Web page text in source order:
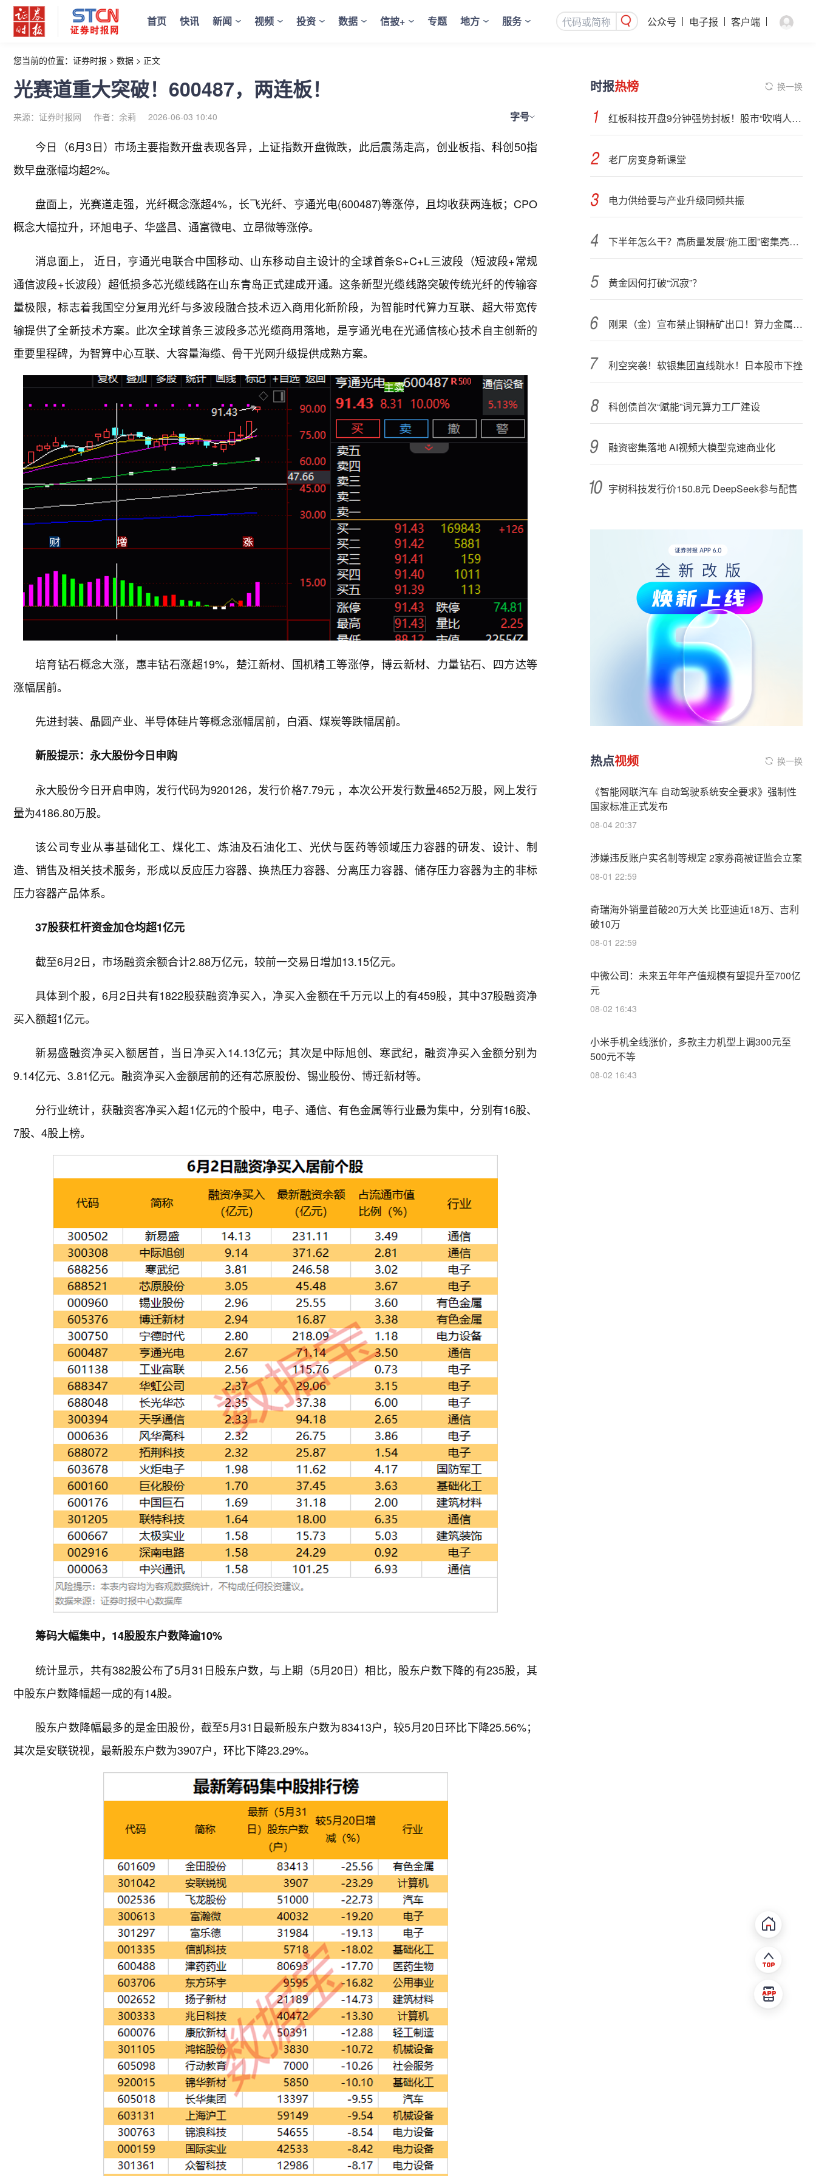
首页 快讯 新闻 视频 投资 数据 信披+ 专题 地方 服务 公众号 电子报 客户端
您当前的位置： 证券时报 > 数据 > 正文
光赛道重大突破！600487，两连板！
来源：证券时报网 作者：余莉 2026-06-03 10:40 字号
今日（6月3日）市场主要指数开盘表现各异，上证指数开盘微跌，此后震荡走高，创业板指、科创50指
数早盘涨幅均超2%。
盘面上，光赛道走强，光纤概念涨超4%，长飞光纤、亨通光电(600487)等涨停，且均收获两连板；CPO
概念大幅拉升，环旭电子、华盛昌、通富微电、立昂微等涨停。
消息面上， 近日，亨通光电联合中国移动、山东移动自主设计的全球首条S+C+L三波段（短波段+常规
通信波段+长波段）超低损多芯光缆线路在山东青岛正式建成开通。这条新型光缆线路突破传统光纤的传输容
量极限，标志着我国空分复用光纤与多波段融合技术迈入商用化新阶段，为智能时代算力互联、超大带宽传
输提供了全新技术方案。此次全球首条三波段多芯光缆商用落地，是亨通光电在光通信核心技术自主创新的
重要里程碑，为智算中心互联、大容量海缆、骨干光网升级提供成熟方案。
培育钻石概念大涨，惠丰钻石涨超19%，楚江新材、国机精工等涨停，博云新材、力量钻石、四方达等
涨幅居前。
先进封装、晶圆产业、半导体硅片等概念涨幅居前，白酒、煤炭等跌幅居前。
新股提示：永大股份今日申购
永大股份今日开启申购，发行代码为920126，发行价格7.79元 ，本次公开发行数量4652万股，网上发行
量为4186.80万股。
该公司专业从事基础化工、煤化工、炼油及石油化工、光伏与医药等领域压力容器的研发、设计、制
造、销售及相关技术服务，形成以反应压力容器、换热压力容器、分离压力容器、储存压力容器为主的非标
压力容器产品体系。
37股获杠杆资金加仓均超1亿元
截至6月2日，市场融资余额合计2.88万亿元，较前一交易日增加13.15亿元。
具体到个股，6月2日共有1822股获融资净买入，净买入金额在千万元以上的有459股，其中37股融资净
买入额超1亿元。
新易盛融资净买入额居首，当日净买入14.13亿元；其次是中际旭创、寒武纪，融资净买入金额分别为
9.14亿元、3.81亿元。融资净买入金额居前的还有芯原股份、锡业股份、博迁新材等。
分行业统计，获融资客净买入超1亿元的个股中，电子、通信、有色金属等行业最为集中，分别有16股、
7股、4股上榜。
筹码大幅集中，14股股东户数降逾10%
统计显示，共有382股公布了5月31日股东户数，与上期（5月20日）相比，股东户数下降的有235股，其
中股东户数降幅超一成的有14股。
股东户数降幅最多的是金田股份，截至5月31日最新股东户数为83413户，较5月20日环比下降25.56%；
其次是安联锐视，最新股东户数为3907户，环比下降23.29%。
时报热榜 换一换
红板科技开盘9分钟强势封板！股市“吹哨人”突然改口！市场风向变了？
老厂房变身新课堂
电力供给要与产业升级同频共振
下半年怎么干？高质量发展“施工图”密集亮相 聚焦主业提质增效 国资央企向AI要动能
黄金因何打破“沉寂”？
刚果（金）宣布禁止铜精矿出口！算力金属影响多大？
利空突袭！软银集团直线跳水！日本股市下挫
科创债首次“赋能”词元算力工厂建设
融资密集落地 AI视频大模型竞速商业化
宇树科技发行价150.8元 DeepSeek参与配售
热点视频 换一换
《智能网联汽车 自动驾驶系统安全要求》强制性
国家标准正式发布
08-04 20:37
涉嫌违反账户实名制等规定 2家券商被证监会立案
08-01 22:59
奇瑞海外销量首破20万大关 比亚迪近18万、吉利
破10万
08-01 22:59
中微公司：未来五年年产值规模有望提升至700亿
元
08-02 16:43
小米手机全线涨价，多款主力机型上调300元至
500元不等
08-02 16:43